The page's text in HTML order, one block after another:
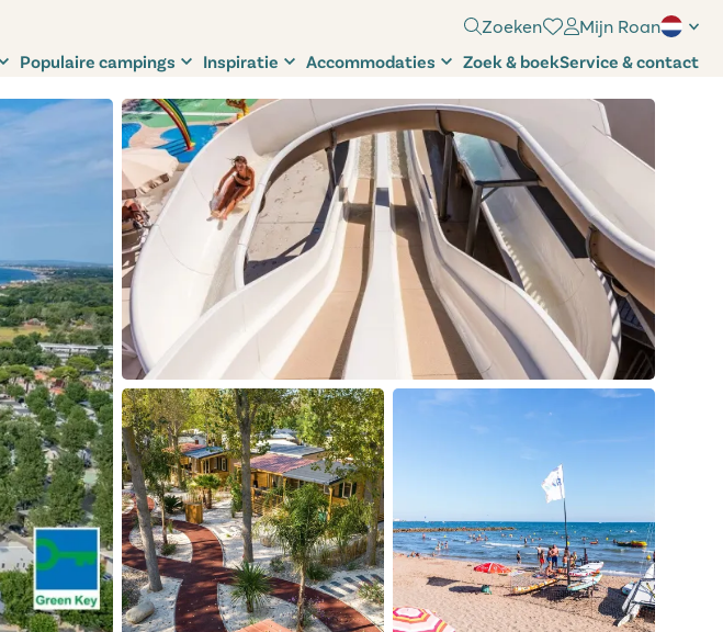
Zoeken Mijn Roan
Populaire campings Inspiratie Accommodaties Zoek & boekService & contact